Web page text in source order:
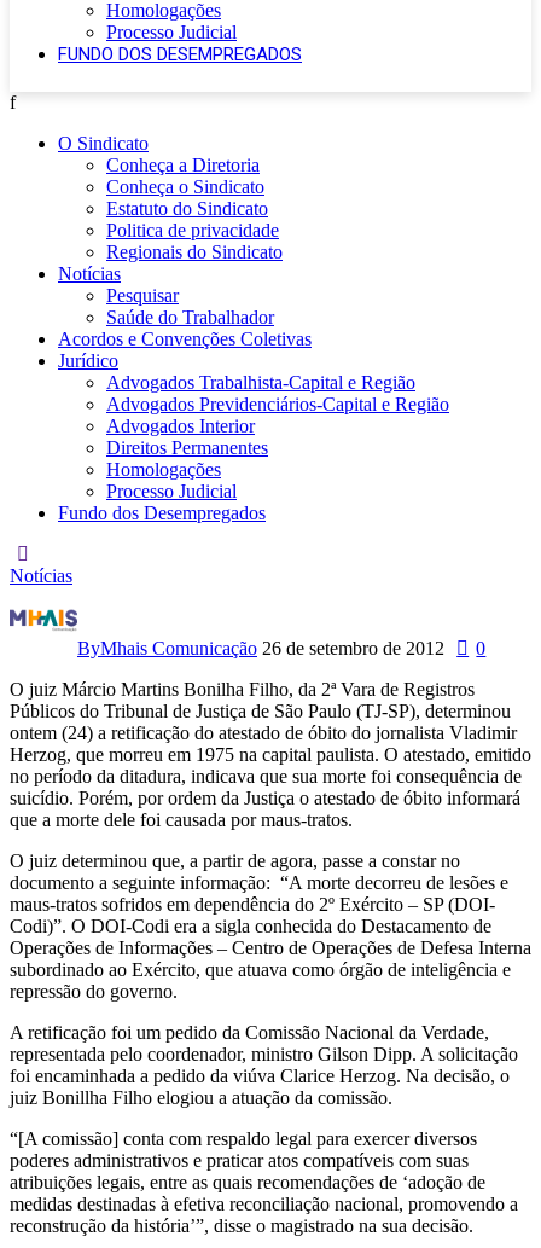
Homologações
Processo Judicial
FUNDO DOS DESEMPREGADOS
f
O Sindicato
Conheça a Diretoria
Conheça o Sindicato
Estatuto do Sindicato
Politica de privacidade
Regionais do Sindicato
Notícias
Pesquisar
Saúde do Trabalhador
Acordos e Convenções Coletivas
Jurídico
Advogados Trabalhista-Capital e Região
Advogados Previdenciários-Capital e Região
Advogados Interior
Direitos Permanentes
Homologações
Processo Judicial
Fundo dos Desempregados
Notícias
Justiça
determina
que
Herzog
morreu
por
maus-
tratos
nas
mãos
do
Exército
ByMhais Comunicação 26 de setembro de 2012
0
O juiz Márcio Martins Bonilha Filho, da 2ª Vara de Registros
Públicos do Tribunal de Justiça de São Paulo (TJ-SP), determinou
ontem (24) a retificação do atestado de óbito do jornalista Vladimir
Herzog, que morreu em 1975 na capital paulista. O atestado, emitido
no período da ditadura, indicava que sua morte foi consequência de
suicídio. Porém, por ordem da Justiça o atestado de óbito informará
que a morte dele foi causada por maus-tratos.
O juiz determinou que, a partir de agora, passe a constar no
documento a seguinte informação: “A morte decorreu de lesões e
maus-tratos sofridos em dependência do 2º Exército – SP (DOI-
Codi)”. O DOI-Codi era a sigla conhecida do Destacamento de
Operações de Informações – Centro de Operações de Defesa Interna
subordinado ao Exército, que atuava como órgão de inteligência e
repressão do governo.
A retificação foi um pedido da Comissão Nacional da Verdade,
representada pelo coordenador, ministro Gilson Dipp. A solicitação
foi encaminhada a pedido da viúva Clarice Herzog. Na decisão, o
juiz Bonillha Filho elogiou a atuação da comissão.
“[A comissão] conta com respaldo legal para exercer diversos
poderes administrativos e praticar atos compatíveis com suas
atribuições legais, entre as quais recomendações de ‘adoção de
medidas destinadas à efetiva reconciliação nacional, promovendo a
reconstrução da história’”, disse o magistrado na sua decisão.